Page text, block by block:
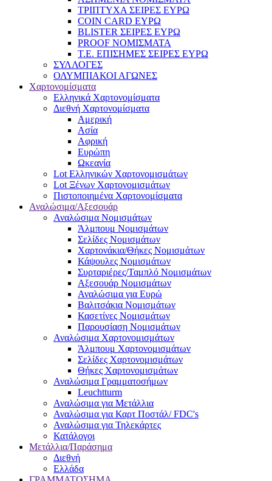
ΤΡΙΠΤΥΧΑ ΣΕΙΡΕΣ ΕΥΡΩ
COIN CARD ΕΥΡΩ
BLISTER ΣΕΙΡΕΣ ΕΥΡΩ
PROOF ΝΟΜΙΣΜΑΤΑ
Τ.Ε. ΕΠΙΣΗΜΕΣ ΣΕΙΡΕΣ ΕΥΡΩ
ΣΥΛΛΟΓΕΣ
ΟΛΥΜΠΙΑΚΟΙ ΑΓΩΝΕΣ
Χαρτονομίσματα
Eλληνικά Χαρτονομίσματα
Διεθνή Χαρτονομίσματα
Αμερική
Ασία
Αφρική
Ευρώπη
Ωκεανία
Lot Ελληνικών Χαρτονομισμάτων
Lot Ξένων Χαρτονομισμάτων
Πιστοποιημένα Χαρτονομίσματα
Αναλώσιμα/Αξεσουάρ
Αναλώσιμα Νομισμάτων
Άλμπουμ Νομισμάτων
Σελίδες Νομισμάτων
Χαρτονάκια/Θήκες Νομισμάτων
Κάψουλες Νομισμάτων
Συρταριέρες/Ταμπλό Νομισμάτων
Αξεσουάρ Νομισμάτων
Αναλώσιμα για Ευρώ
Βαλιτσάκια Νομισμάτων
Κασετίνες Νομισμάτων
Παρουσίαση Νομισμάτων
Αναλώσιμα Χαρτονομισμάτων
Άλμπουμ Χαρτονομισμάτων
Σελίδες Χαρτονομισμάτων
Θήκες Χαρτονομισμάτων
Αναλώσιμα Γραμματοσήμων
Leuchtturm
Αναλώσιμα για Μετάλλια
Αναλώσιμα για Καρτ Ποστάλ/ FDC's
Αναλώσιμα για Τηλεκάρτες
Κατάλογοι
Μετάλλια/Παράσημα
Διεθνή
Ελλάδα